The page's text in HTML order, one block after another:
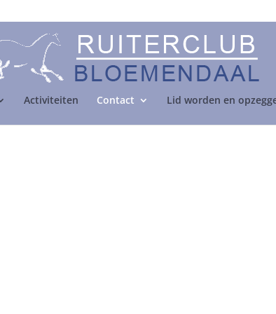
Activiteiten Contact Lid worden en